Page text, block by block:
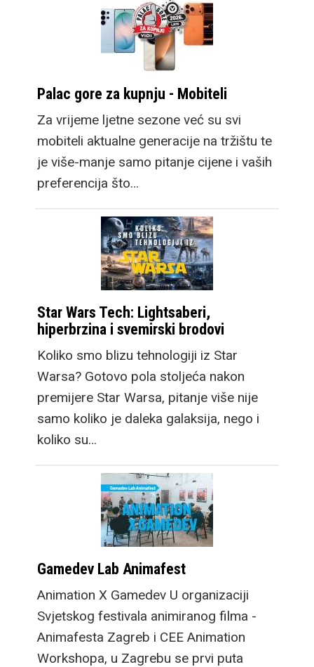
Palac gore za kupnju - Mobiteli
Za vrijeme ljetne sezone već su svi
mobiteli aktualne generacije na tržištu te
je više-manje samo pitanje cijene i vaših
preferencija što…
Star Wars Tech: Lightsaberi,
hiperbrzina i svemirski brodovi
Koliko smo blizu tehnologiji iz Star
Warsa? Gotovo pola stoljeća nakon
premijere Star Warsa, pitanje više nije
samo koliko je daleka galaksija, nego i
koliko su…
Gamedev Lab Animafest
Animation X Gamedev U organizaciji
Svjetskog festivala animiranog filma -
Animafesta Zagreb i CEE Animation
Workshopa, u Zagrebu se prvi puta